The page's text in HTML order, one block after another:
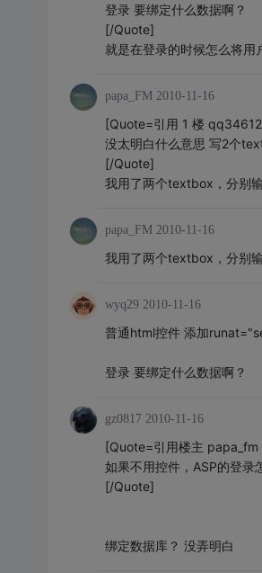
登录 要绑定什么数据啊？
[/Quote]
就是在登录的时候怎么将用
papa_FM 2010-11-16
[Quote=引用 1 楼
没太明白什么意思 写2个
[/Quote]
我用了两个textbox，分别
papa_FM 2010-11-16
我用了两个textbox，分别
wyq29 2010-11-16
普通html控件 添加
登录 要绑定什么数据啊？
gz0817 2010-11-16
[Quote=引用楼主 papa_fm
如果不用控件，ASP的登录
[/Quote]
绑定数据库？ 没弄明白